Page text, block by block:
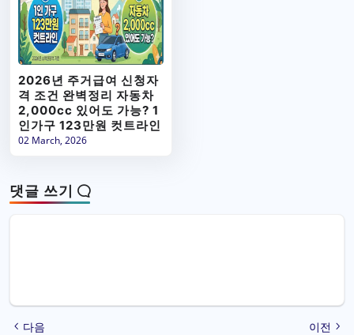
2026년 주거급여 신청자
격 조건 완벽정리 자동차
2,000cc 있어도 가능? 1
인가구 123만원 컷트라인
02 March, 2026
댓글 쓰기
다음 이전